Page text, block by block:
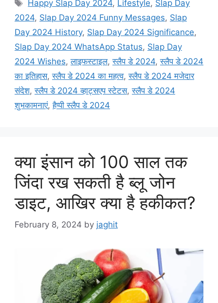
e
g
o
r
i
s
a
s
Happy Slap Day 2024, Lifestyle, Slap Day
2024, Slap Day 2024 Funny Messages, Slap
Day 2024 History, Slap Day 2024 Significance,
Slap Day 2024 WhatsApp Status, Slap Day
2024 Wishes,लाइफस्टाइल,स्लैप डे 2024,स्लैप डे 2024
का इतिहास,स्लैप डे 2024 का महत्व,स्लैप डे 2024 मजेदार
संदेश,स्लैप डे 2024 व्हाट्सएप स्टेटस,स्लैप डे 2024
शुभकामनाएं,हैप्पी स्लैप डे 2024
क्या इंसान को 100 साल तक
जिंदा रख सकती है ब्लू जोन
डाइट, आखिर क्या है हकीकत?
February 8, 2024 by jaghit